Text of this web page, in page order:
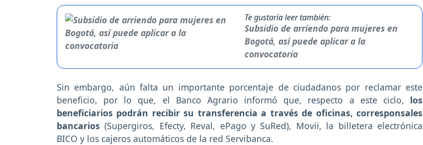
Te gustaría leer también:
Subsidio de arriendo para mujeres en
Bogotá, así puede aplicar a la
convocatoria
Sin embargo, aún falta un importante porcentaje de ciudadanos por reclamar este
beneficio, por lo que, el Banco Agrario informó que, respecto a este ciclo, los
beneficiarios podrán recibir su transferencia a través de oficinas, corresponsales
bancarios(Supergiros, Efecty, Reval, ePago y SuRed), Movii, la billetera electrónica
BICO y los cajeros automáticos de la red Servibanca.